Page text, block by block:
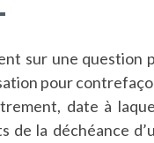
sur une question
pour
date à
la déchéance